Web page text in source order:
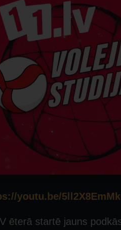
youtu.be/
ēterā startē jauns